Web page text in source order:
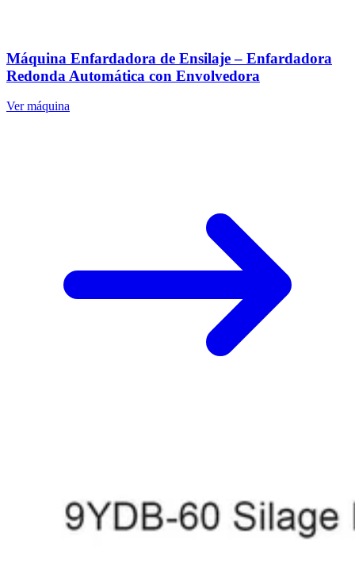
Máquina Enfardadora de Ensilaje – Enfardadora
Redonda Automática con Envolvedora
Ver máquina